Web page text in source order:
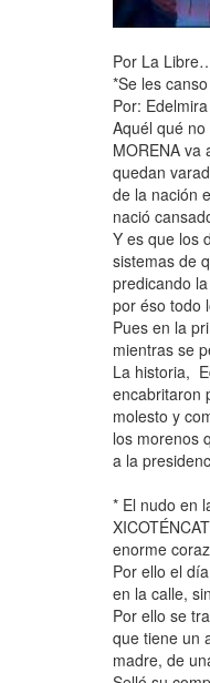
Por La
*Se les
Por:
Aquél qué
MORENA va
quedan
de la nación
nació
Y es que los
sistemas de
predicando
por éso todo
Pues en la
mientras se
La historia,
encabritaron
molesto y
los morenos
a la
* El nudo en
enorme
Por ello el
en la calle,
Por ello se
que tiene un
madre, de